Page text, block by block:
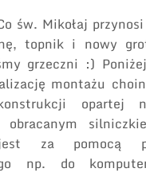
św. Mikołaj
topnik i nowy
grzeczni :)
montażu
opartej
obracanym
za pomocą
np. do